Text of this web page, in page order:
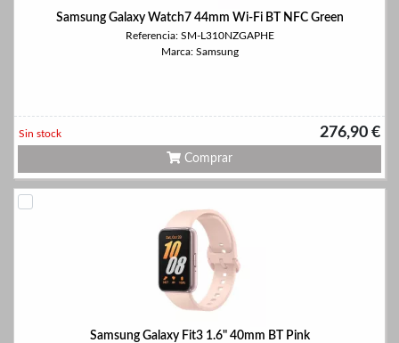
Samsung Galaxy Watch7 44mm Wi-Fi BT NFC Green
Referencia: SM-L310NZGAPHE
Marca: Samsung
276,90 €
Sin stock
Comprar
Samsung Galaxy Fit3 1.6" 40mm BT Pink